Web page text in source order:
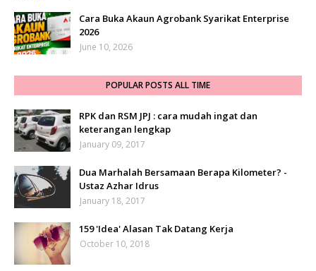
Cara Buka Akaun Agrobank Syarikat Enterprise
2026
June 10, 2026
POPULAR POSTS ALL TIME
RPK dan RSM JPJ : cara mudah ingat dan
keterangan lengkap
January 09, 2017
Dua Marhalah Bersamaan Berapa Kilometer? -
Ustaz Azhar Idrus
January 18, 2017
159 'Idea' Alasan Tak Datang Kerja
October 10, 2018